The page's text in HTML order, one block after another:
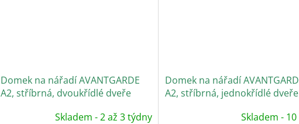
Domek na nářadí AVANTGARDE
A2, stříbrná, dvoukřídlé dveře
Skladem - 2 až 3 týdny
Domek na nářadí
A2, stříbrná, jednokřídlé dveře
Skladem -